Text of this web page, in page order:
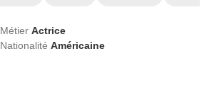
MétierActrice
NationalitéAméricaine